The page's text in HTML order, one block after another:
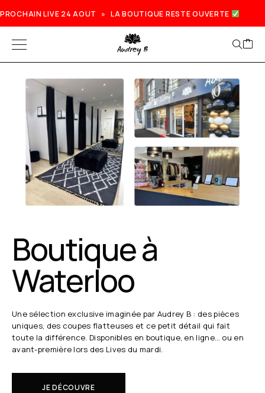
PROCHAIN LIVE 24 AOUT » LA BOUTIQUE RESTE OUVERTE
Boutique à
Waterloo
Une sélection exclusive imaginée par Audrey B : des pièces
uniques, des coupes flatteuses et ce petit détail qui fait
toute la différence. Disponibles en boutique, en ligne… ou en
avant-première lors des Lives du mardi.
JE DÉCOUVRE